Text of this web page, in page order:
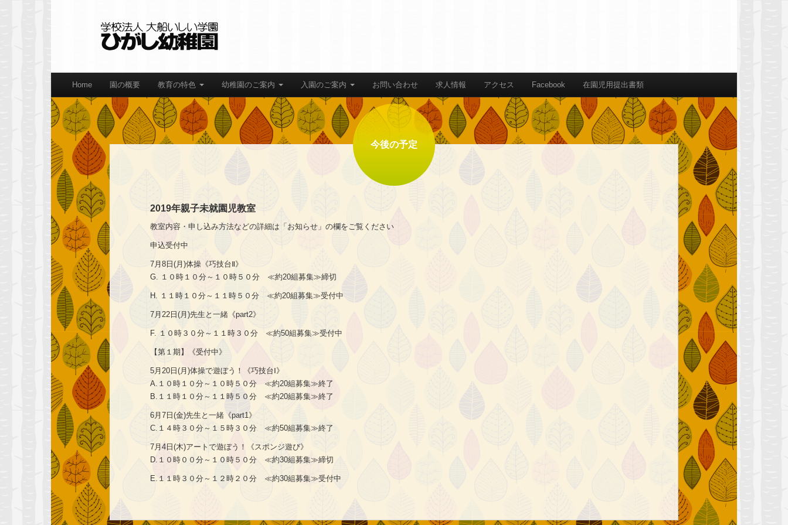
Home 園の概要 教育の特色 幼稚園のご案内 入園のご案内 お問い合わせ 求人情報 アクセス Facebook 在園児用提出書類
今後の予定
2019年親子未就園児教室
教室内容・申し込み方法などの詳細は「お知らせ」の欄をご覧ください
申込受付中
7月8日(月)体操《巧技台Ⅱ》
G. １０時１０分～１０時５０分 ≪約20組募集≫締切
H. １１時１０分～１１時５０分 ≪約20組募集≫受付中
7月22日(月)先生と一緒《part2》
F. １０時３０分～１１時３０分 ≪約50組募集≫受付中
【第１期】《受付中》
5月20日(月)体操で遊ぼう！《巧技台Ⅰ》
A.１０時１０分～１０時５０分 ≪約20組募集≫終了
B.１１時１０分～１１時５０分 ≪約20組募集≫終了
6月7日(金)先生と一緒《part1》
C.１４時３０分～１５時３０分 ≪約50組募集≫終了
7月4日(木)アートで遊ぼう！《スポンジ遊び》
D.１０時００分～１０時５０分 ≪約30組募集≫締切
E.１１時３０分～１２時２０分 ≪約30組募集≫受付中